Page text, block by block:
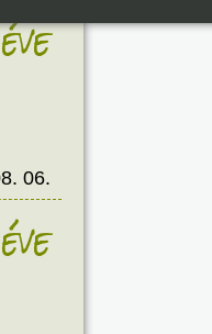
06.